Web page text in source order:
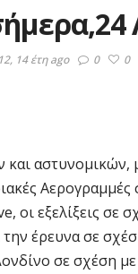
14 έτη ago 0 0
και
οι εξελίξεις σε
έρευνα σε
σε σχέση